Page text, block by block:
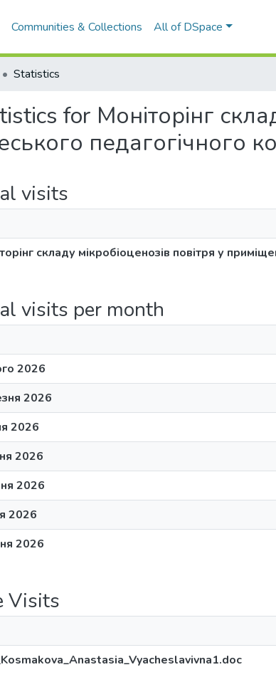
Communities & Collections All of DSpace
Statistics
for Моніторінг
педагогічного
visits
складу мікробіоценозів повітря у
visits per month
2026
2026
2026
2026
2026
2026
2026
Visits